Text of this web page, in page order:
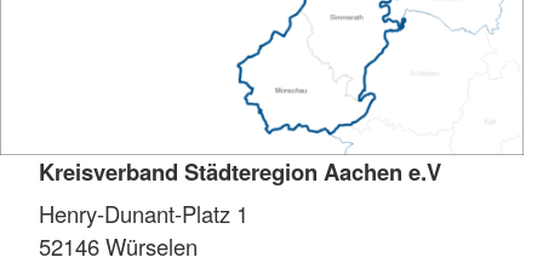
Kreisverband Städteregion Aachen e.V
Henry-Dunant-Platz 1
52146Würselen